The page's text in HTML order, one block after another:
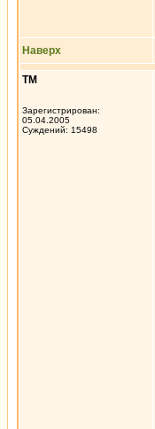
Наверх
ТМ
Зарегистрирован:
05.04.2005
Суждений: 15498